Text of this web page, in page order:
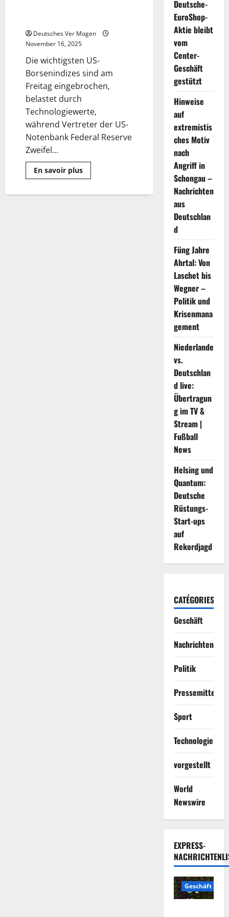
Deutsches Ver Mogen
November 16, 2025
Die wichtigsten US-
Borsenindizes sind am
Freitag eingebrochen,
belastet durch
Technologiewerte,
während Vertreter der US-
Notenbank Federal Reserve
Zweifel...
En savoir plusMehr
Informationen
rutschen
Deutsche-
EuroShop-
Aktie bleibt
vom
Center-
Geschäft
gestützt
Hinweise
auf
extremistis
ches Motiv
nach
Angriff in
Schongau –
Nachrichten
aus
Deutschlan
d
Füng Jahre
Ahrtal: Von
Laschet bis
Wegner –
Politik und
Krisenmana
gement
Niederlande
vs.
Deutschlan
d live:
Übertragun
g im TV &
Stream |
Fußball
News
Helsing und
Quantum:
Deutsche
Rüstungs-
Start-ups
auf
Rekordjagd
CATÉGORIES
Geschäft
Nachrichten
Politik
Sport
Technologie
vorgestellt
World
Newswire
EXPRESS-
2
Minuten
Geschäft